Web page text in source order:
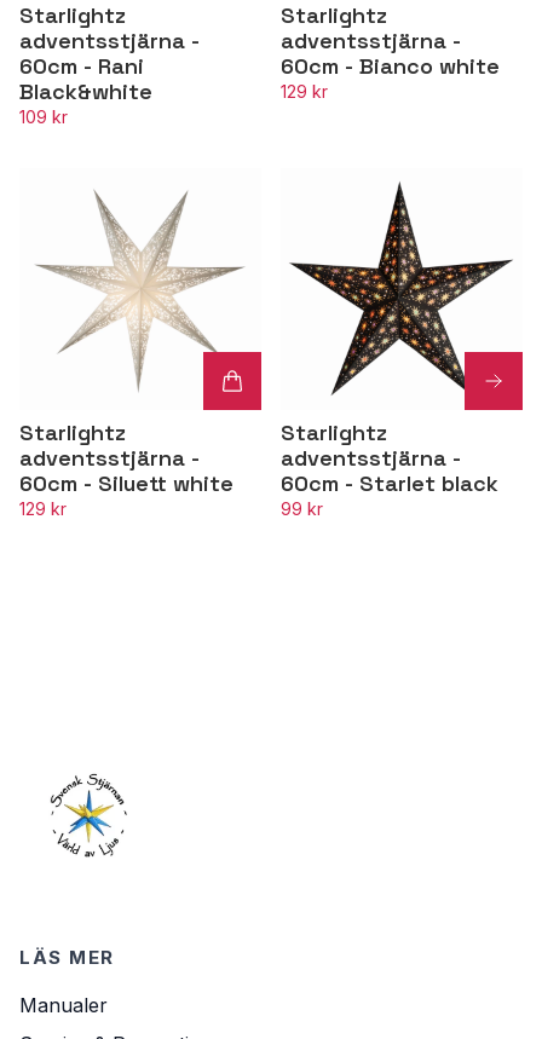
Starlightz
adventsstjärna -
60cm - Rani
Black&white
109 kr
Starlightz
adventsstjärna -
60cm - Bianco white
129 kr
Starlightz
adventsstjärna -
60cm - Siluett white
129 kr
Starlightz
adventsstjärna -
60cm - Starlet black
99 kr
LÄS MER
Manualer